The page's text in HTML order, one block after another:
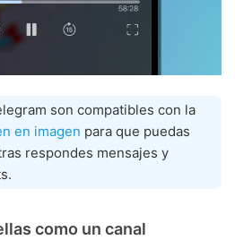
son compatibles con la
en imagen para que puedas
respondes mensajes y
como un canal